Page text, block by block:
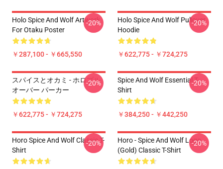
Holo Spice And Wolf Artwork
For Otaku Poster
￥287,100 - ￥665,550
-20%
Holo Spice And Wolf Pullover
Hoodie
￥622,775 - ￥724,275
-20%
スパイスとオカミ - ホロプル
オーバー パーカー
￥622,775 - ￥724,275
-20%
Spice And Wolf Essential T-
Shirt
￥384,250 - ￥442,250
-20%
Horo Spice And Wolf Classic T-
Shirt
-20%
Horo - Spice And Wolf Logo
(Gold) Classic T-Shirt
-20%